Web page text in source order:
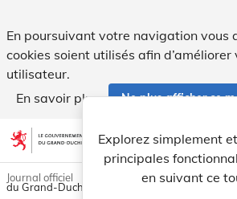
En poursuivant votre navigation vous
cookies soient utilisés afin
utilisateur.
En savoir plus
Ne plus afficher ce
Aller au contenu account_circle help
Explorez simplement
principales
en suivant ce
Journal officiel
du Grand-Duché de Luxembourg